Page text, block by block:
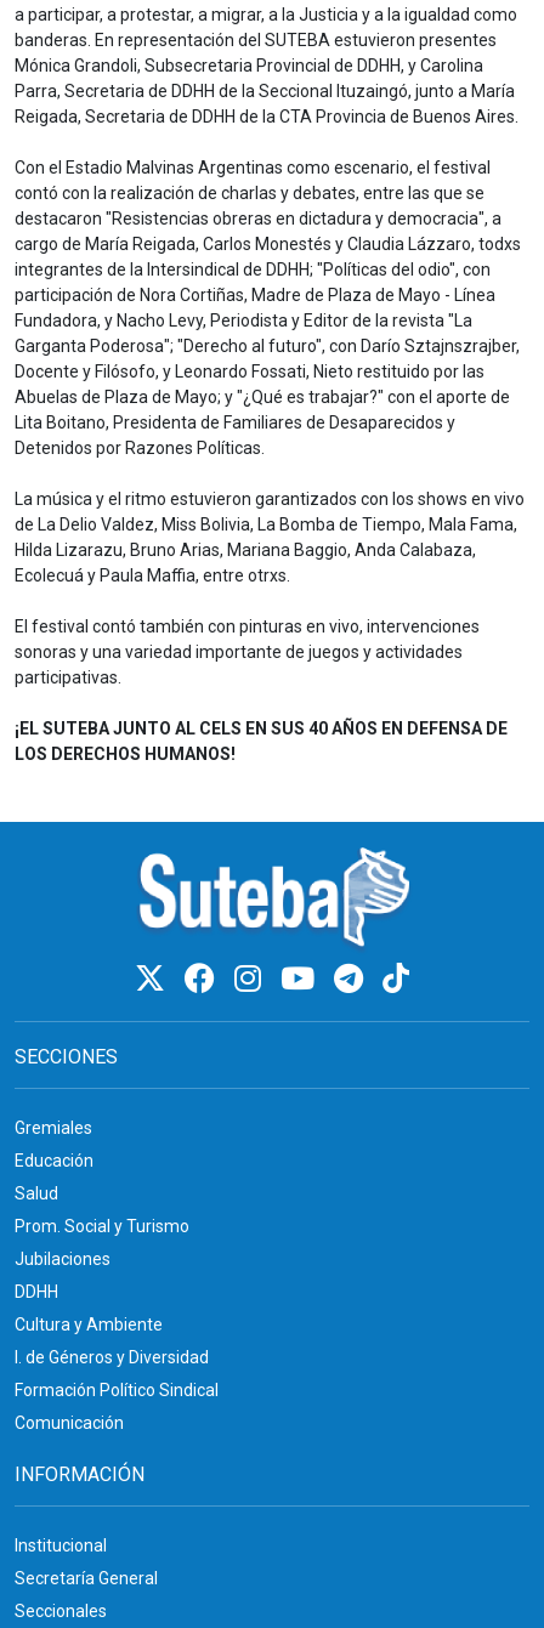
a participar, a protestar, a migrar, a la Justicia y a la igualdad como
banderas. En representación del SUTEBA estuvieron presentes
Mónica Grandoli, Subsecretaria Provincial de DDHH, y Carolina
Parra, Secretaria de DDHH de la Seccional Ituzaingó, junto a María
Reigada, Secretaria de DDHH de la CTA Provincia de Buenos Aires.
Con el Estadio Malvinas Argentinas como escenario, el festival
contó con la realización de charlas y debates, entre las que se
destacaron "Resistencias obreras en dictadura y democracia", a
cargo de María Reigada, Carlos Monestés y Claudia Lázzaro, todxs
integrantes de la Intersindical de DDHH; "Políticas del odio", con
participación de Nora Cortiñas, Madre de Plaza de Mayo - Línea
Fundadora, y Nacho Levy, Periodista y Editor de la revista "La
Garganta Poderosa"; "Derecho al futuro", con Darío Sztajnszrajber,
Docente y Filósofo, y Leonardo Fossati, Nieto restituido por las
Abuelas de Plaza de Mayo; y "¿Qué es trabajar?" con el aporte de
Lita Boitano, Presidenta de Familiares de Desaparecidos y
Detenidos por Razones Políticas.
La música y el ritmo estuvieron garantizados con los shows en vivo
de La Delio Valdez, Miss Bolivia, La Bomba de Tiempo, Mala Fama,
Hilda Lizarazu, Bruno Arias, Mariana Baggio, Anda Calabaza,
Ecolecuá y Paula Maffia, entre otrxs.
El festival contó también con pinturas en vivo, intervenciones
sonoras y una variedad importante de juegos y actividades
participativas.
¡EL SUTEBA JUNTO AL CELS EN SUS 40 AÑOS EN DEFENSA DE
LOS DERECHOS HUMANOS!
SECCIONES
Gremiales
Educación
Salud
Prom. Social y Turismo
Jubilaciones
DDHH
Cultura y Ambiente
I. de Géneros y Diversidad
Formación Político Sindical
Comunicación
INFORMACIÓN
Institucional
Secretaría General
Seccionales